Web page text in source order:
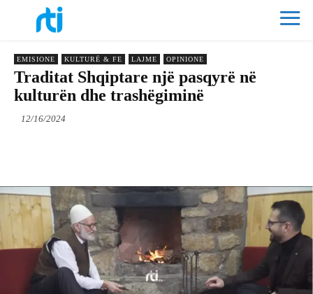
EMISIONE KULTURË & FE LAJME OPINIONE
Traditat Shqiptare një pasqyrë në
kulturën dhe trashëgiminë
12/16/2024